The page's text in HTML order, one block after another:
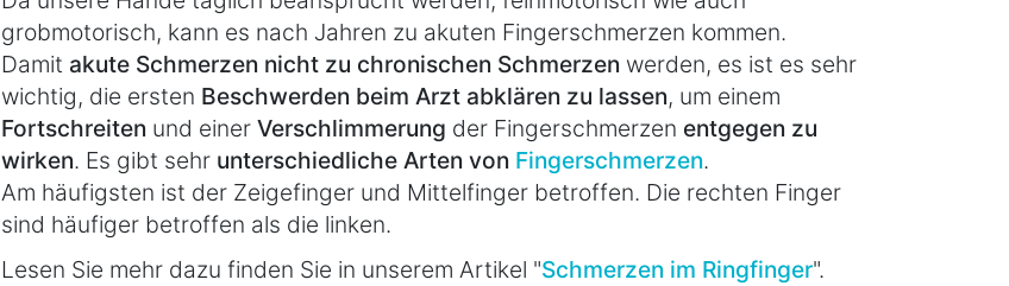
grobmotorisch, kann es nach Jahren zu akuten Fingerschmerzen kommen.
Damit akute Schmerzen nicht zu chronischen Schmerzen werden, es ist es sehr
wichtig, die ersten Beschwerden beim Arzt abklären zu lassen, um einem
Fortschreiten und einer Verschlimmerung der Fingerschmerzen entgegen zu
wirken. Es gibt sehr unterschiedliche Arten von Fingerschmerzen.
Am häufigsten ist der Zeigefinger und Mittelfinger betroffen. Die rechten Finger
sind häufiger betroffen als die linken.
Lesen Sie mehr dazu finden Sie in unserem Artikel "Schmerzen im Ringfinger".